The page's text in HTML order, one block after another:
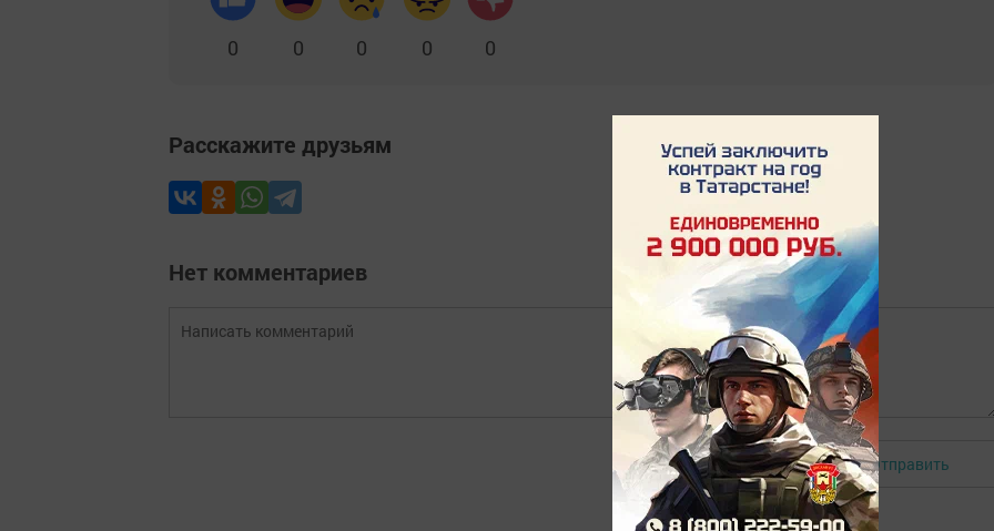
0 0 0 0 0
Расскажите друзьям
Нет комментариев
Авторизоваться Отправить